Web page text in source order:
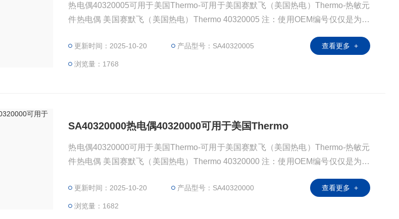
热电偶40320005可用于美国Thermo-可用于美国赛默飞（美国热电）Thermo-热敏元
件热电偶 美国赛默飞（美国热电）Thermo 40320005 注：使用OEM编号仅仅是为了
适用于所对应仪器。
更新时间：2025-10-20 产品型号：SA40320005
浏览量：1768
查看更多 +
SA40320000热电偶40320000可用于美国Thermo
热电偶40320000可用于美国Thermo-可用于美国赛默飞（美国热电）Thermo-热敏元
件热电偶 美国赛默飞（美国热电）Thermo 40320000 注：使用OEM编号仅仅是为了
适用于所对应仪器。
更新时间：2025-10-20 产品型号：SA40320000
浏览量：1682
查看更多 +